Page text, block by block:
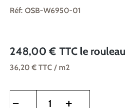
Réf: OSB-W6950-01
248,00 € TTC le rouleau
36,20 € TTC / m2